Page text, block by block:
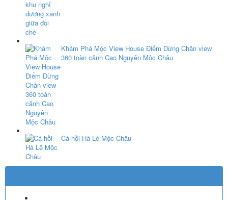
Khám Phá Mộc View House Điểm Dừng Chân view
360 toàn cảnh Cao Nguyên Mộc Châu
Cá hồi Hà Lê Mộc Châu